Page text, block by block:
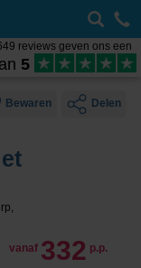
reviews geven ons een
5
Bewaren Delen
vanaf 332 p.p.